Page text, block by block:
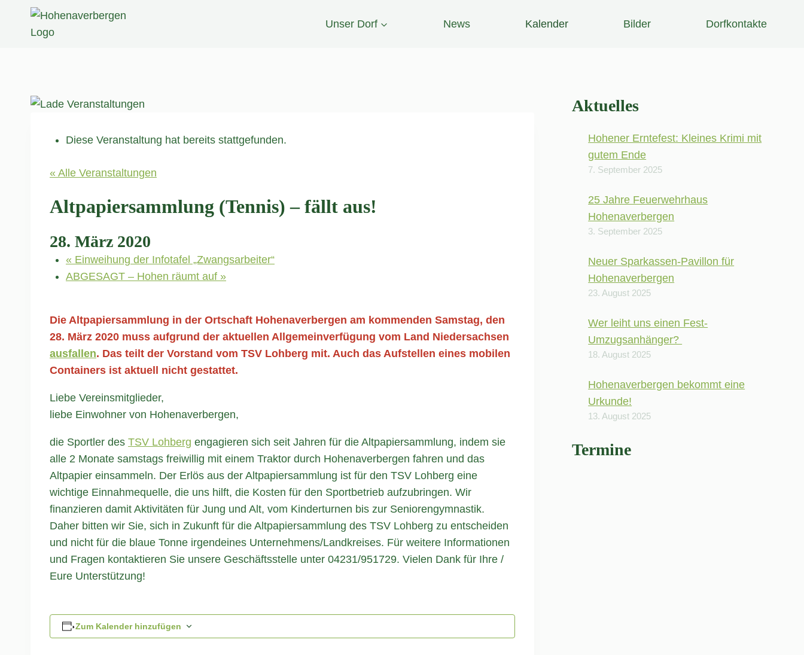
Unser Dorf News Kalender Bilder Dorfkontakte
Diese Veranstaltung hat bereits stattgefunden.
« Alle Veranstaltungen
Altpapiersammlung (Tennis) – fällt aus!
28. März 2020
« Einweihung der Infotafel „Zwangsarbeiter“
ABGESAGT – Hohen räumt auf »
Die Altpapiersammlung in der Ortschaft Hohenaverbergen am kommenden Samstag, den
28. März 2020 muss aufgrund der aktuellen Allgemeinverfügung vom Land Niedersachsen
ausfallen. Das teilt der Vorstand vom TSV Lohberg mit. Auch das Aufstellen eines mobilen
Containers ist aktuell nicht gestattet.
Liebe Vereinsmitglieder,
liebe Einwohner von Hohenaverbergen,
die Sportler des TSV Lohberg engagieren sich seit Jahren für die Altpapiersammlung, indem sie
alle 2 Monate samstags freiwillig mit einem Traktor durch Hohenaverbergen fahren und das
Altpapier einsammeln. Der Erlös aus der Altpapiersammlung ist für den TSV Lohberg eine
wichtige Einnahmequelle, die uns hilft, die Kosten für den Sportbetrieb aufzubringen. Wir
finanzieren damit Aktivitäten für Jung und Alt, vom Kinderturnen bis zur Seniorengymnastik.
Daher bitten wir Sie, sich in Zukunft für die Altpapiersammlung des TSV Lohberg zu entscheiden
und nicht für die blaue Tonne irgendeines Unternehmens/Landkreises. Für weitere Informationen
und Fragen kontaktieren Sie unsere Geschäftsstelle unter 04231/951729. Vielen Dank für Ihre /
Eure Unterstützung!
Zum Kalender hinzufügen
Aktuelles
Hohener Erntefest: Kleines Krimi mit
gutem Ende
7. September 2025
25 Jahre Feuerwehrhaus
Hohenaverbergen
3. September 2025
Neuer Sparkassen-Pavillon für
Hohenaverbergen
23. August 2025
Wer leiht uns einen Fest-
Umzugsanhänger?
18. August 2025
Hohenaverbergen bekommt eine
Urkunde!
13. August 2025
Termine